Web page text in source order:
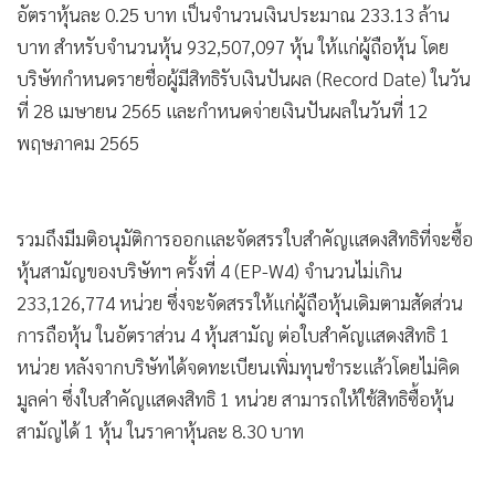
• อินโดจีน
• กองทุนรวม
• Celeb Online
• Factcheck
• ญี่ปุ่น
อัตราหุ้นละ 0.25 บาท เป็นจำนวนเงินประมาณ 233.13 ล้าน
บาท สำหรับจำนวนหุ้น 932,507,097 หุ้น ให้แก่ผู้ถือหุ้น โดย
บริษัทกำหนดรายชื่อผู้มีสิทธิรับเงินปันผล (Record Date) ในวัน
ที่ 28 เมษายน 2565 และกำหนดจ่ายเงินปันผลในวันที่ 12
พฤษภาคม 2565
รวมถึงมีมติอนุมัติการออกและจัดสรรใบสำคัญแสดงสิทธิที่จะซื้อ
หุ้นสามัญของบริษัทฯ ครั้งที่ 4 (EP-W4) จำนวนไม่เกิน
233,126,774 หน่วย ซึ่งจะจัดสรรให้แก่ผู้ถือหุ้นเดิมตามสัดส่วน
การถือหุ้น ในอัตราส่วน 4 หุ้นสามัญ ต่อใบสําคัญแสดงสิทธิ 1
หน่วย หลังจากบริษัทได้จดทะเบียนเพิ่มทุนชำระแล้วโดยไม่คิด
มูลค่า ซึ่งใบสำคัญแสดงสิทธิ 1 หน่วย สามารถให้ใช้สิทธิซื้อหุ้น
สามัญได้ 1 หุ้น ในราคาหุ้นละ 8.30 บาท